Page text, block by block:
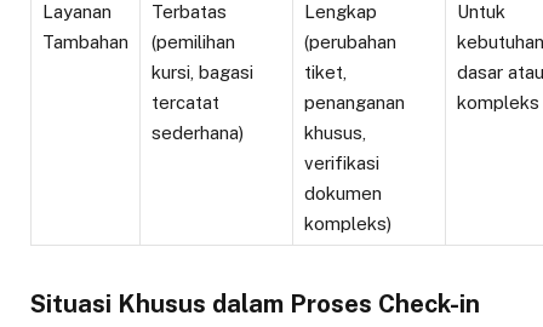
Layanan
Tambahan
Terbatas
(pemilihan
kursi, bagasi
tercatat
sederhana)
Lengkap
(perubahan
tiket,
penanganan
khusus,
verifikasi
dokumen
kompleks)
Untuk
kebutuhan
dasar atau
kompleks
Situasi Khusus dalam Proses Check-in